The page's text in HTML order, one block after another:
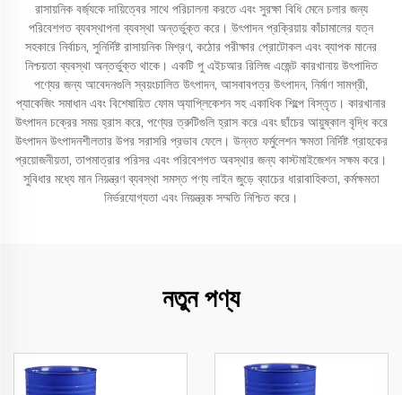
রাসায়নিক বর্জ্যকে দায়িত্বের সাথে পরিচালনা করতে এবং সুরক্ষা বিধি মেনে চলার জন্য
পরিবেশগত ব্যবস্থাপনা ব্যবস্থা অন্তর্ভুক্ত করে। উৎপাদন প্রক্রিয়ায় কাঁচামালের যত্ন
সহকারে নির্বাচন, সুনির্দিষ্ট রাসায়নিক মিশ্রণ, কঠোর পরীক্ষার প্রোটোকল এবং ব্যাপক মানের
নিশ্চয়তা ব্যবস্থা অন্তর্ভুক্ত থাকে। একটি পু এইচআর রিলিজ এজেন্ট কারখানায় উৎপাদিত
পণ্যের জন্য আবেদনগুলি স্বয়ংচালিত উৎপাদন, আসবাবপত্র উৎপাদন, নির্মাণ সামগ্রী,
প্যাকেজিং সমাধান এবং বিশেষায়িত ফোম অ্যাপ্লিকেশন সহ একাধিক শিল্পে বিস্তৃত। কারখানার
উৎপাদন চক্রের সময় হ্রাস করে, পণ্যের ত্রুটিগুলি হ্রাস করে এবং ছাঁচের আয়ুষ্কাল বৃদ্ধি করে
উৎপাদন উৎপাদনশীলতার উপর সরাসরি প্রভাব ফেলে। উন্নত ফর্মুলেশন ক্ষমতা নির্দিষ্ট গ্রাহকের
প্রয়োজনীয়তা, তাপমাত্রার পরিসর এবং পরিবেশগত অবস্থার জন্য কাস্টমাইজেশন সক্ষম করে।
সুবিধার মধ্যে মান নিয়ন্ত্রণ ব্যবস্থা সমস্ত পণ্য লাইন জুড়ে ব্যাচের ধারাবাহিকতা, কর্মক্ষমতা
নির্ভরযোগ্যতা এবং নিয়ন্ত্রক সম্মতি নিশ্চিত করে।
নতুন পণ্য